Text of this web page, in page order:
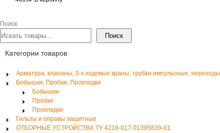
Поиск
Поиск
Категории товаров
Арматура, клапаны, 3-х ходовые краны, трубки импульсные, переходы
Бобышки, Пробки, Прокладки
Бобышки
Пробки
Прокладки
Гильзы и оправы защитные
ОТБОРНЫЕ УСТРОЙСТВА ТУ 4218-017-01395839-01